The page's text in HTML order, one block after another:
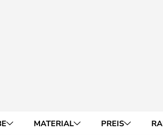
MATERIAL PREIS